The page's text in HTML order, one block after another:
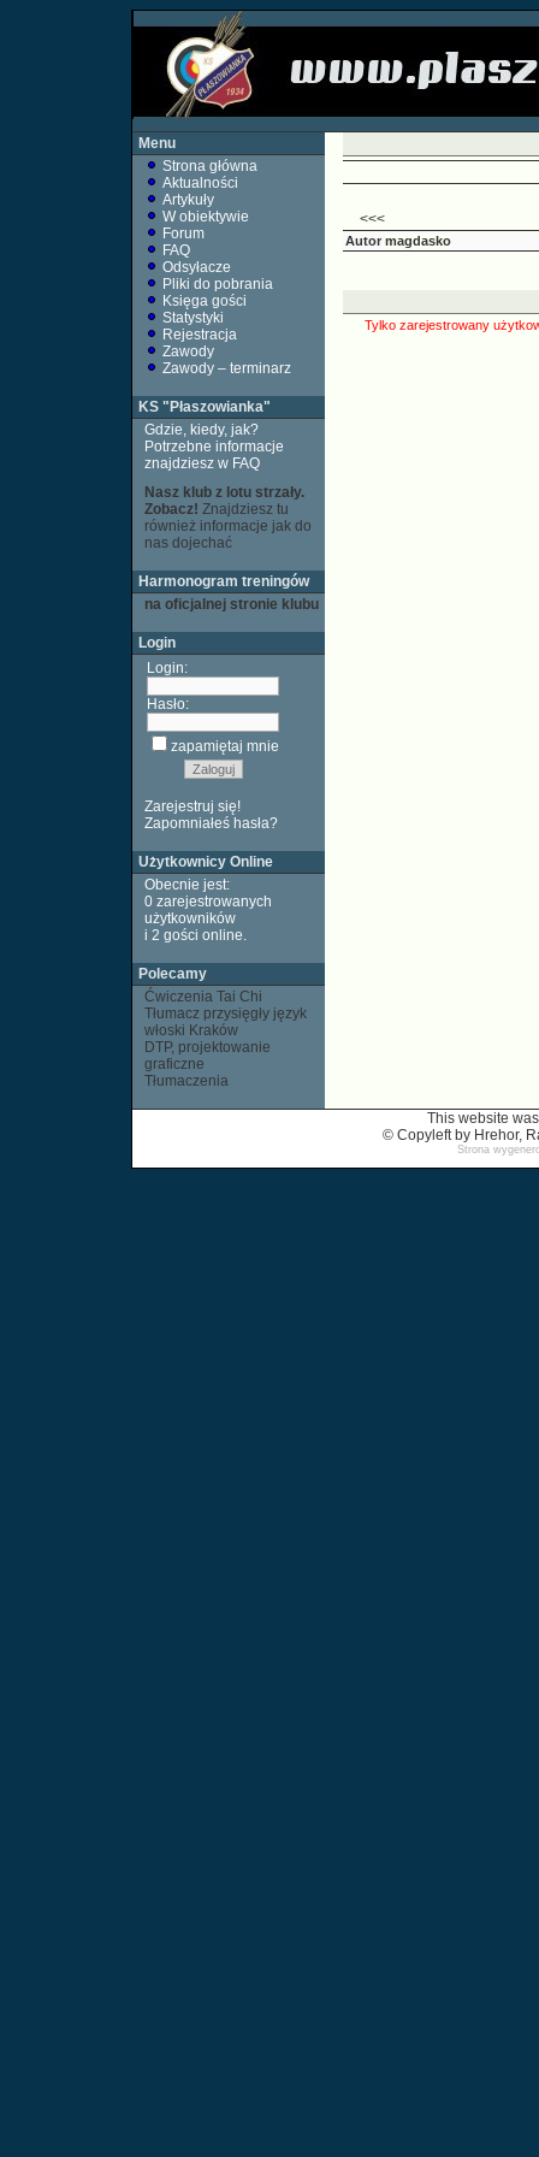
Menu
Strona główna
Aktualności
Artykuły
W obiektywie
Forum
FAQ
Odsyłacze
Pliki do pobrania
Księga gości
Statystyki
Rejestracja
Zawody
Zawody – terminarz
KS "Płaszowianka"
Gdzie, kiedy, jak?
Potrzebne informacje
znajdziesz w FAQ
Nasz klub z lotu strzały.
Zobacz! Znajdziesz tu
również informacje jak do
nas dojechać
Harmonogram treningów
na oficjalnej stronie klubu
Login
Login:
Hasło:
zapamiętaj mnie
Zarejestruj się!
Zapomniałeś hasła?
Użytkownicy Online
Obecnie jest:
0 zarejestrowanych
użytkowników
i 2 gości online.
Polecamy
Ćwiczenia Tai Chi
Tłumacz przysięgły język
włoski Kraków
DTP, projektowanie
graficzne
Tłumaczenia
<<<
Autor magdasko
Tylko zarejestrowany
This website
© Copyleft by Hrehor,
Strona